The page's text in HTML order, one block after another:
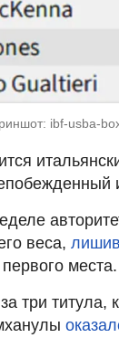
ibf-usba-
веса, лишив
места.
три титула,